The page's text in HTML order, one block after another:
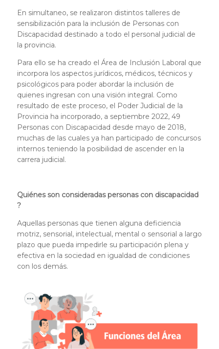
En simultaneo, se realizaron distintos talleres de
sensibilización para la inclusión de Personas con
Discapacidad destinado a todo el personal judicial de
la provincia.
Para ello se ha creado el Área de Inclusión Laboral que
incorpora los aspectos jurídicos, médicos, técnicos y
psicológicos para poder abordar la inclusión de
quienes ingresan con una visión integral. Como
resultado de este proceso, el Poder Judicial de la
Provincia ha incorporado, a septiembre 2022, 49
Personas con Discapacidad desde mayo de 2018,
muchas de las cuales ya han participado de concursos
internos teniendo la posibilidad de ascender en la
carrera judicial.
Quiénes son consideradas personas con discapacidad
?
Aquellas personas que tienen alguna deficiencia
motriz, sensorial, intelectual, mental o sensorial a largo
plazo que pueda impedirle su participación plena y
efectiva en la sociedad en igualdad de condiciones
con los demás.